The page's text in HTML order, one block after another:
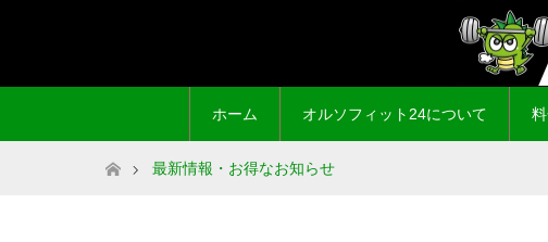
ホーム オルソフィット24について
ホーム最新情報・お得なお知らせ